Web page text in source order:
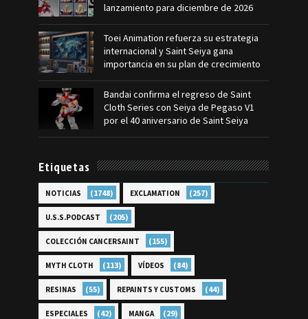
lanzamiento para diciembre de 2026
Toei Animation refuerza su estrategia
internacional y Saint Seiya gana
importancia en su plan de crecimiento
Bandai confirma el regreso de Saint
Cloth Series con Seiya de Pegaso V1
por el 40 aniversario de Saint Seiya
Etiquetas
NOTICIAS (1748) EXCLAMATION (257)
U.S.S.PODCAST (205)
COLECCIÓN CANCERSAINT (155)
MYTH CLOTH (113) VÍDEOS (84)
RESINAS (55) REPAINTS Y CUSTOMS (44)
ESPECIALES (42) MANGA (29)